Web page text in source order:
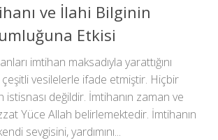
ve İlahi Bilginin
Etkisi
imtihan maksadıyla yarattığını
çeşitli vesilelerle ifade etmiştir. Hiçbir
istisnası değildir. İmtihanın zaman ve
Yüce Allah belirlemektedir. İmtihanın
sevgisini, yardımını...